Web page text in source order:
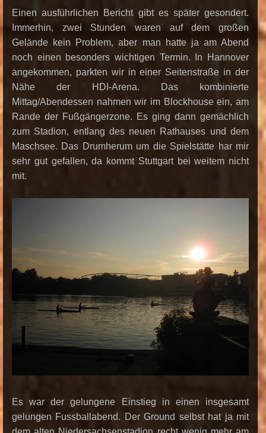
Einen ausführlichen Bericht gibt es später gesondert.
Immerhin, zwei Stunden waren auf dem großen
Gelände kein Problem, aber man hatte ja am Abend
noch einen besonders wichtigen Termin. In Hannover
angekommen, parkten wir in einer Seitenstraße in der
Nähe der HDI-Arena. Das kombinierte
Mittag/Abendessen nahmen wir im Blockhouse ein, am
Rande der Fußgängerzone. Es ging dann gemächlich
zum Stadion, entlang des neuen Rathauses und dem
Maschsee. Das Drumherum um die Spielstätte har mir
sehr gut gefallen, da kommt Stuttgart bei weitem nicht
mit.
Es war der gelungene Einstieg in einen insgesamt
gelungen Fussballabend. Der Ground selbst hat ja mit